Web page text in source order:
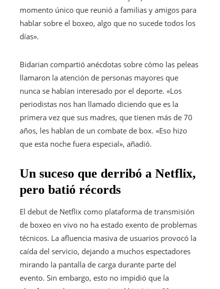
momento único que reunió a familias y amigos para
hablar sobre el boxeo, algo que no sucede todos los
días».
Bidarian compartió anécdotas sobre cómo las peleas
llamaron la atención de personas mayores que
nunca se habían interesado por el deporte. «Los
periodistas nos han llamado diciendo que es la
primera vez que sus madres, que tienen más de 70
años, les hablan de un combate de box. «Eso hizo
que esta noche fuera especial», añadió.
Un suceso que derribó a Netflix,
pero batió récords
El debut de Netflix como plataforma de transmisión
de boxeo en vivo no ha estado exento de problemas
técnicos. La afluencia masiva de usuarios provocó la
caída del servicio, dejando a muchos espectadores
mirando la pantalla de carga durante parte del
evento. Sin embargo, esto no impidió que la